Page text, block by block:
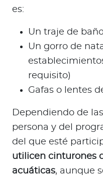
es:
Un traje de
Un gorro de
requisito)
Gafas o lentes
Dependiendo de
persona y del
del que esté
utilicen cinturones
acuáticas, aunque